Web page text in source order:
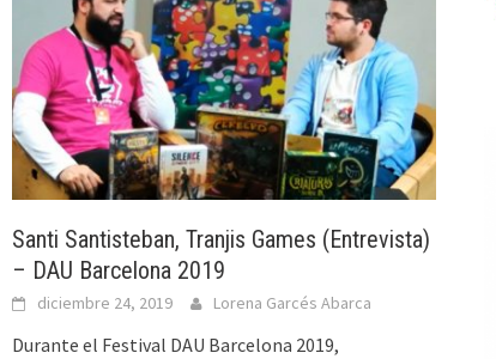
Santi Santisteban, Tranjis Games (Entrevista)
– DAU Barcelona 2019
diciembre 24, 2019 Lorena Garcés Abarca
Durante el Festival DAU Barcelona 2019,